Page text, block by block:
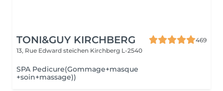
TONI&GUY KIRCHBERG
469
13, Rue Edward steichen Kirchberg L-2540
SPA Pedicure(Gommage+masque
+soin+massage))